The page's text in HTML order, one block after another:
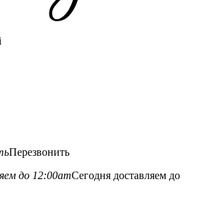
Перезвонить
Сегодня доставляем до